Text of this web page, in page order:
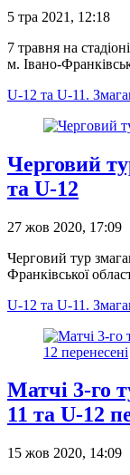
5 тра 2021, 12:18
7 травня на
м. Івано-
U-12 та U-11.
Черговий
та U-12
27 жов 2020, 17:09
Черговий тур
Франківської
U-12 та U-11.
Матчі 3-го
11 та U-12
15 жов 2020, 14:09